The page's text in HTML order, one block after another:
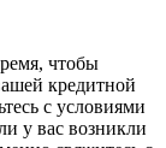
чтобы
кредитной
с условиями
у вас возникли